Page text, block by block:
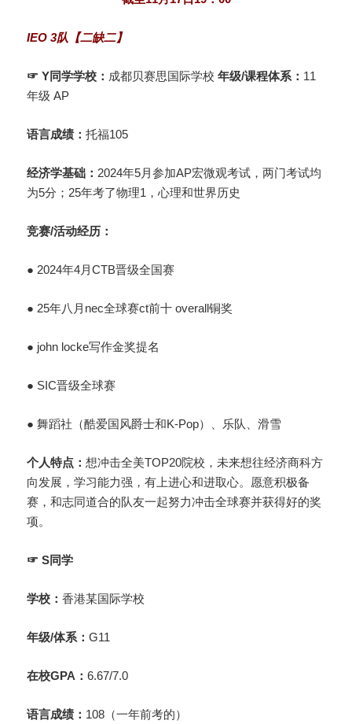
IEO 3队【二缺二】
☞ Y同学学校： 成都贝赛思国际学校年级/课程体系： 11
年级 AP
语言成绩：托福105
经济学基础： 2024年5月参加AP宏微观考试，两门考试均
为5分；25年考了物理1，心理和世界历史
竞赛/活动经历：
● 2024年4月CTB晋级全国赛
● 25年八月nec全球赛ct前十 overall铜奖
● john locke写作金奖提名
● SIC晋级全球赛
●舞蹈社（酷爱国风爵士和K-Pop）、乐队、滑雪
个人特点：想冲击全美TOP20院校，未来想往经济商科方
向发展，学习能力强，有上进心和进取心。愿意积极备
赛，和志同道合的队友一起努力冲击全球赛并获得好的奖
项。
☞ S同学
学校：香港某国际学校
年级/体系：G11
在校GPA：6.67/7.0
语言成绩： 108（一年前考的）